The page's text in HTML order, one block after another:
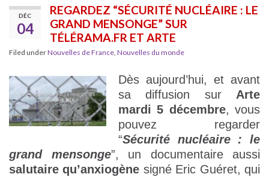
DÉC
04
REGARDEZ “SÉCURITÉ NUCLÉAIRE : LE
GRAND MENSONGE” SUR
TÉLÉRAMA.FR ET ARTE
Filed underNouvelles de France, Nouvelles du monde
Dès aujourd’hui, et avant
sa diffusion sur Arte
mardi 5 décembre, vous
pouvez regarder
“Sécurité nucléaire : le
grand mensonge”, un documentaire aussi
salutaire qu’anxiogène signé Eric Guéret, qui